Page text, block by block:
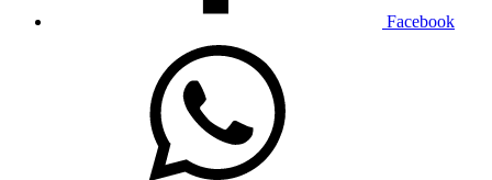
Facebook